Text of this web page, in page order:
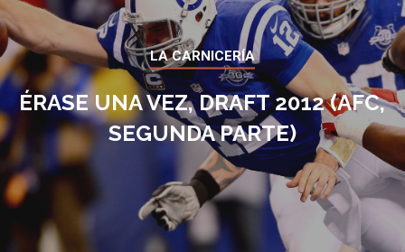
LA CARNICERÍA
ÉRASE UNA VEZ, DRAFT 2012 (AFC,
SEGUNDA PARTE)